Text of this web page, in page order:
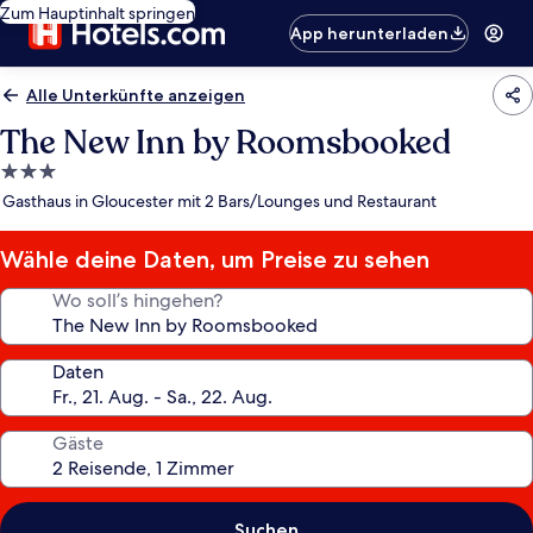
Zum Hauptinhalt springen
App herunterladen
Alle Unterkünfte anzeigen
The New Inn by Roomsbooked
3.0-
Sterne-
Gasthaus in Gloucester mit 2 Bars/Lounges und Restaurant
Wähle deine Daten, um Preise zu sehen
Wo soll’s hingehen?
Daten
Gäste